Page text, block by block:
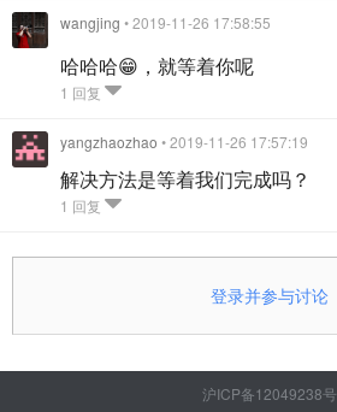
wangjing • 2019-11-26 17:58:55
哈哈哈😁，就等着你呢
1 回复
yangzhaozhao • 2019-11-26 17:57:19
解决方法是等着我们完成吗？
1 回复
登录并参与讨论
沪ICP备12049238号